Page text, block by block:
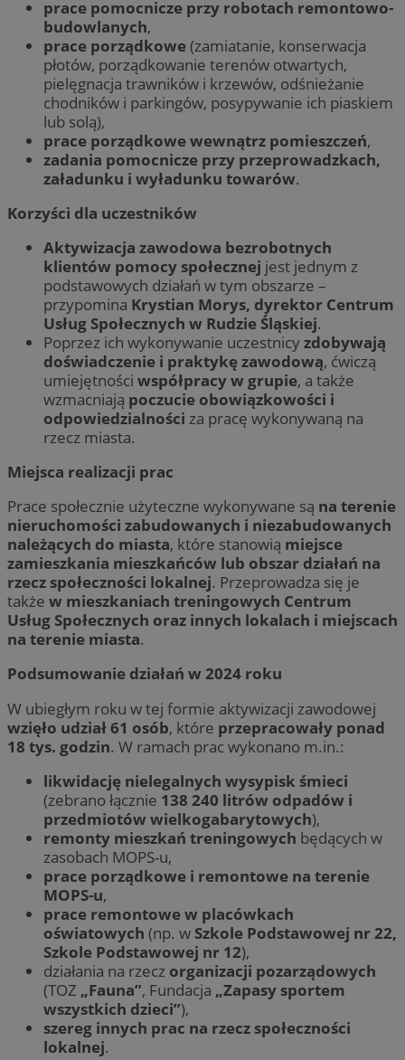
prace pomocnicze przy robotach remontowo-
budowlanych,
prace porządkowe(zamiatanie, konserwacja
płotów, porządkowanie terenów otwartych,
pielęgnacja trawników i krzewów, odśnieżanie
chodników i parkingów, posypywanie ich piaskiem
lub solą),
prace porządkowe wewnątrz pomieszczeń,
zadania pomocnicze przy przeprowadzkach,
załadunku i wyładunku towarów.
Korzyści dla uczestników
Aktywizacja zawodowa bezrobotnych
klientów pomocy społecznej jest jednym z
podstawowych działań w tym obszarze –
przypomina Krystian Morys, dyrektor Centrum
Usług Społecznych w Rudzie Śląskiej.
Poprzez ich wykonywanie uczestnicyzdobywają
doświadczenie i praktykę zawodową, ćwiczą
umiejętności współpracy w grupie, a także
wzmacniają poczucie obowiązkowości i
odpowiedzialności za pracę wykonywaną na
rzecz miasta.
Miejsca realizacji prac
Prace społecznie użyteczne wykonywane są na terenie
nieruchomości zabudowanych i niezabudowanych
należących do miasta, które stanowią miejsce
zamieszkania mieszkańców lub obszar działań na
rzecz społeczności lokalnej. Przeprowadza się je
także w mieszkaniach treningowych Centrum
Usług Społecznych oraz innych lokalach i miejscach
na terenie miasta.
Podsumowanie działań w 2024 roku
W ubiegłym roku w tej formie aktywizacji zawodowej
wzięło udział 61 osób, które przepracowały ponad
18 tys. godzin. W ramach prac wykonano m.in.:
likwidację nielegalnych wysypisk śmieci
(zebrano łącznie 138 240 litrów odpadów i
przedmiotów wielkogabarytowych),
remonty mieszkań treningowych będących w
zasobach MOPS-u,
prace porządkowe i remontowe na terenie
MOPS-u,
prace remontowe w placówkach
oświatowych (np. w Szkole Podstawowej nr 22,
Szkole Podstawowej nr 12),
działania na rzecz organizacji pozarządowych
(TOZ „Fauna”, Fundacja „Zapasy sportem
wszystkich dzieci”),
szereg innych prac na rzecz społeczności
lokalnej.